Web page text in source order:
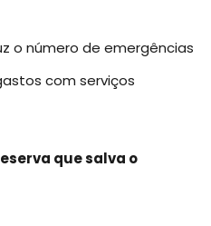
o número de emergências
com serviços
que salva o